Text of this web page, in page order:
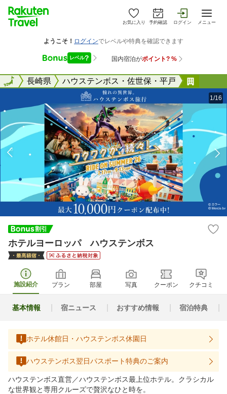
お気に入り 予約確認 ログイン メニュー
全国長崎県 ハウステンボス・佐世保・平戸
全国
1/16
ホテルヨーロッパ ハウステンボス
施設紹介 プラン 部屋 写真 クーポン クチコミ
基本情報 宿ニュース おすすめ情報 宿泊特典
ホテル休館日・ハウステンボス休園日
ハウステンボス翌日パスポート特典のご案内
ハウステンボス直営／ハウステンボス最上位ホテル。クラシカル
な世界観と専用クルーズで贅沢なひと時を。